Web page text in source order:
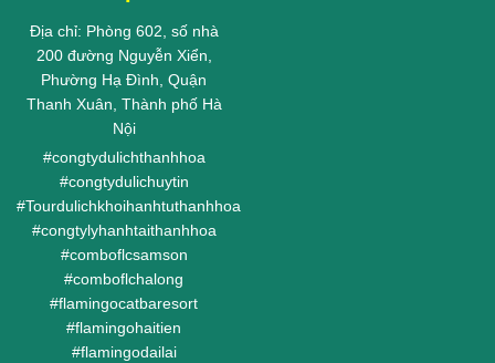
Địa chỉ: Phòng 602, số nhà
200 đường Nguyễn Xiển,
Phường Hạ Đình, Quận
Thanh Xuân, Thành phố Hà
Nội
#congtydulichthanhhoa
#congtydulichuytin
#Tourdulichkhoihanhtuthanhhoa
#congtylyhanhtaithanhhoa
#comboflcsamson
#comboflchalong
#flamingocatbaresort
#flamingohaitien
#flamingodailai